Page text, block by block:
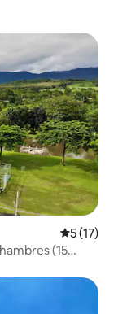
Note
5 (17)
(15